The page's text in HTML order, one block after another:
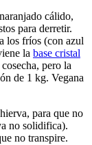
cálido,
para derretir.
los fríos (con azul
la base cristal
pero la
de 1 kg. Vegana
para que no
no solidifica).
no transpire.